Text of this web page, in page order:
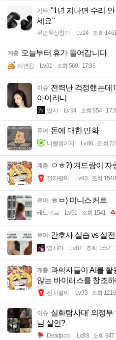
기타 "1년 지나면 수리
세요"
무념무상창기 Lv.24 조회
계층 오늘부터 휴가 들어갑니다
쾌변왕 Lv.91 조회 569 17:36
이슈 전력난 걱정했는
아이러니
입사 Lv.94 조회 954
유머 돈에 대한 만화
너빨갱이지 Lv.86 조회
계층 ㅇㅎ?) 겨드랑이 자
전자팔찌 Lv.93 조회 1548
유머 ㅎㅂ) 미니스커트
레드미르 Lv.91 조회 1541
유머 간호사 실습 vs 실전
옆사마 Lv.87 조회 1552
계층 과학자들이 AI를 활
않는 바이러스를 창조하
전자팔찌 Lv.93 조회 1216
이슈 실화탐사대' 의정부
님 살인?
Deadpool Lv.88 조회 947